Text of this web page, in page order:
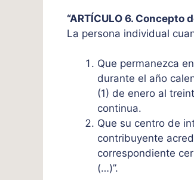
“ARTÍCULO 6. Concepto
La persona individual
Que permanezca
durante el año
(1) de enero al
continua.
Que su centro de
contribuyente
correspondiente
(…)”.